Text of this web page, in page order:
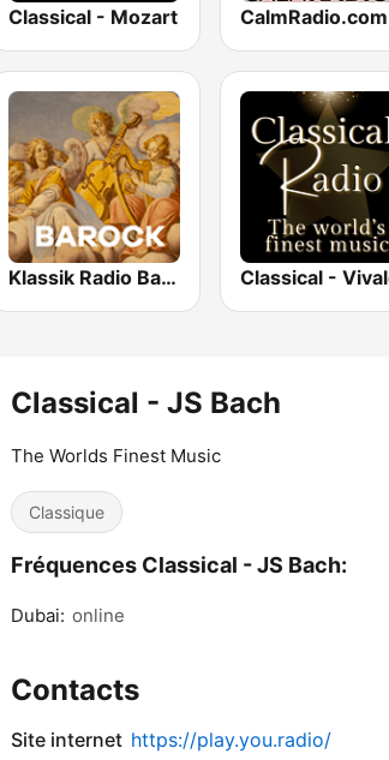
Classical - Mozart
Klassik Radio Barock Classical -
Classical - JS Bach
The Worlds Finest Music
Classique
Fréquences Classical - JS Bach:
Dubai: online
Contacts
Site internet https://play.you.radio/